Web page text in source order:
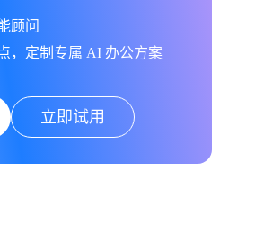
顾问
，定制专属 AI 办公方案
立即试用